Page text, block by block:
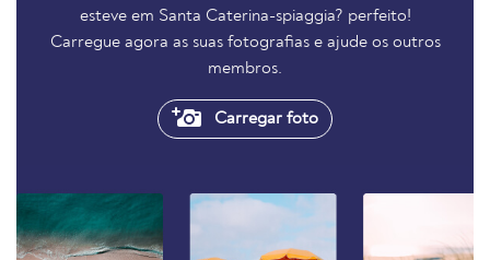
esteve em Santa Caterina-spiaggia? perfeito!
Carregue agora as suas fotografias e ajude os outros
membros.
Carregar foto